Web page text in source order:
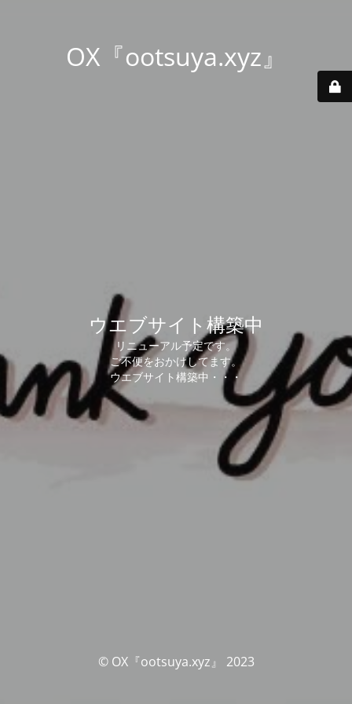
OX『ootsuya.xyz』
ウエブサイト構築中
リニューアル予定です。
ご不便をおかけしてます。
ウエブサイト構築中・・・
© OX『ootsuya.xyz』 2023